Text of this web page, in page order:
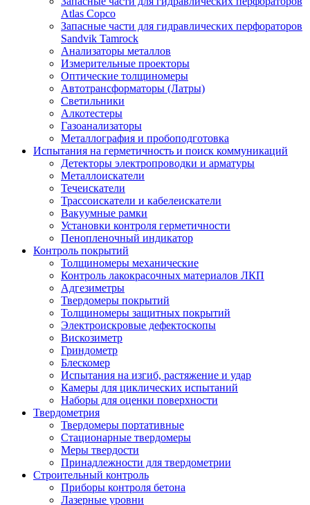
Atlas Copco
Запасные части для гидравлических перфораторов
Sandvik Tamrock
Анализаторы металлов
Измерительные проекторы
Оптические толщиномеры
Автотрансформаторы (Латры)
Светильники
Алкотестеры
Газоанализаторы
Металлография и пробоподготовка
Испытания на герметичность и поиск коммуникаций
Детекторы электропроводки и арматуры
Металлоискатели
Течеискатели
Трассоискатели и кабелеискатели
Вакуумные рамки
Установки контроля герметичности
Пенопленочный индикатор
Контроль покрытий
Толщиномеры механические
Контроль лакокрасочных материалов ЛКП
Адгезиметры
Твердомеры покрытий
Толщиномеры защитных покрытий
Электроискровые дефектоскопы
Вискозиметр
Гриндометр
Блескомер
Испытания на изгиб, растяжение и удар
Камеры для циклических испытаний
Наборы для оценки поверхности
Твердометрия
Твердомеры портативные
Стационарные твердомеры
Меры твердости
Принадлежности для твердометрии
Строительный контроль
Приборы контроля бетона
Лазерные уровни